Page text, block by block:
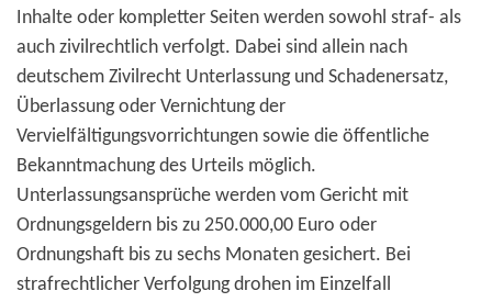
Inhalte oder kompletter Seiten werden sowohl straf- als
auch zivilrechtlich verfolgt. Dabei sind allein nach
deutschem Zivilrecht Unterlassung und Schadenersatz,
Überlassung oder Vernichtung der
Vervielfältigungsvorrichtungen sowie die öffentliche
Bekanntmachung des Urteils möglich.
Unterlassungsansprüche werden vom Gericht mit
Ordnungsgeldern bis zu 250.000,00 Euro oder
Ordnungshaft bis zu sechs Monaten gesichert. Bei
strafrechtlicher Verfolgung drohen im Einzelfall